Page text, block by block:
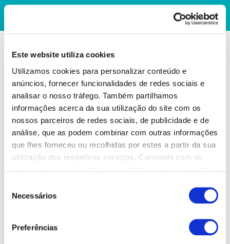
Este website utiliza cookies
Utilizamos cookies para personalizar conteúdo e
anúncios, fornecer funcionalidades de redes sociais e
analisar o nosso tráfego. Também partilhamos
informações acerca da sua utilização do site com os
nossos parceiros de redes sociais, de publicidade e de
análise, que as podem combinar com outras informações
que lhes forneceu ou recolhidas por estes a partir da sua
utilização dos respetivos serviços. Concorda com os
Necessários
Preferências